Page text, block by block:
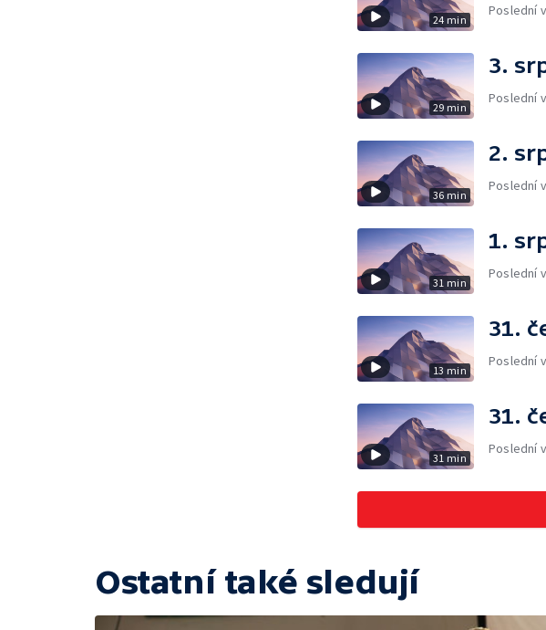
24 min
Poslední
29 min
3.
Poslední
36 min
2.
Poslední
31 min
1.
Poslední
13 min
31.
Poslední
31 min
31.
Poslední
Ostatní také sledují